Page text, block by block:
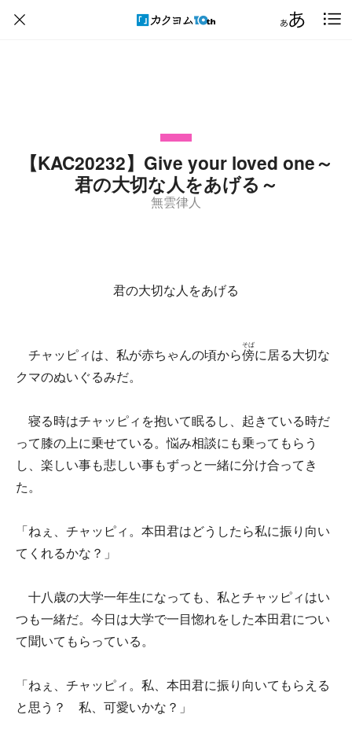
【KAC20232】Give your loved one～
君の大切な人をあげる～
無雲律人
君の大切な人をあげる
チャッピィは、私が赤ちゃんの頃から傍
そば
に居る大切な
クマのぬいぐるみだ。
寝る時はチャッピィを抱いて眠るし、起きている時だ
って膝の上に乗せている。悩み相談にも乗ってもらう
し、楽しい事も悲しい事もずっと一緒に分け合ってき
た。
「ねぇ、チャッピィ。本田君はどうしたら私に振り向い
てくれるかな？」
十八歳の大学一年生になっても、私とチャッピィはい
つも一緒だ。今日は大学で一目惚れをした本田君につい
て聞いてもらっている。
「ねぇ、チャッピィ。私、本田君に振り向いてもらえる
と思う？ 私、可愛いかな？」